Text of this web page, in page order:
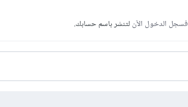
فسجل الدخول الآنلتنشر باسم حسابك.